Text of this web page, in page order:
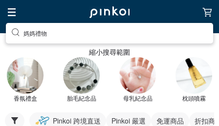
媽媽禮物
縮小搜尋範圍
香氛禮盒 胎毛紀念品 母乳紀念品 枕頭噴霧
Pinkoi 跨境直送 Pinkoi 嚴選 免運商品 折扣商